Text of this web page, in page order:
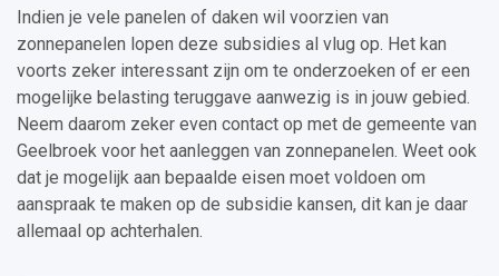
Indien je vele panelen of daken wil voorzien van
zonnepanelen lopen deze subsidies al vlug op. Het kan
voorts zeker interessant zijn om te onderzoeken of er een
mogelijke belasting teruggave aanwezig is in jouw gebied.
Neem daarom zeker even contact op met de gemeente van
Geelbroek voor het aanleggen van zonnepanelen. Weet ook
dat je mogelijk aan bepaalde eisen moet voldoen om
aanspraak te maken op de subsidie kansen, dit kan je daar
allemaal op achterhalen.